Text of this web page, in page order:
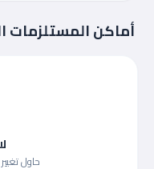
أماكن المستلزمات
حاول